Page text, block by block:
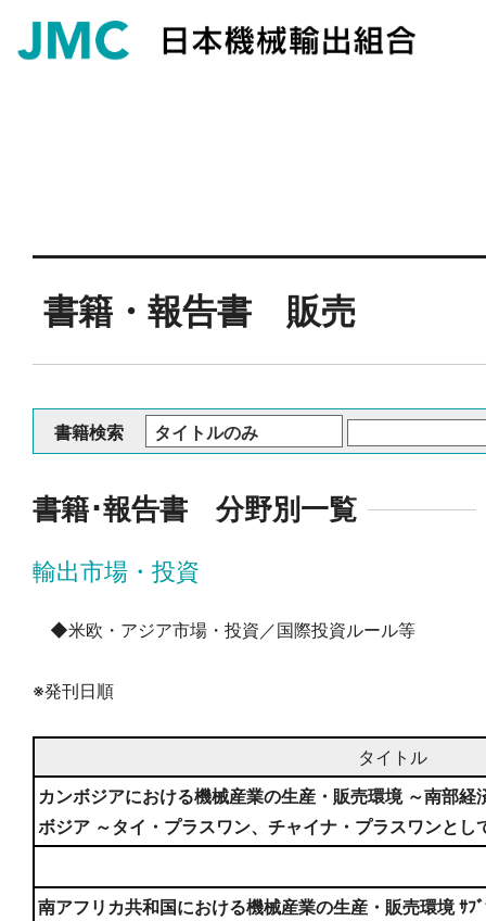
書籍・報告書 販売
書籍検索
書籍･報告書 分野別一覧
輸出市場・投資
◆米欧・アジア市場・投資／国際投資ルール等
※発刊日順
タイトル
カンボジアにおける機械産業の生産・販売環境 ～南部
ボジア ～タイ・プラスワン、チャイナ・プラスワンとし
南アフリカ共和国における機械産業の生産・販売環境 ｻﾌ